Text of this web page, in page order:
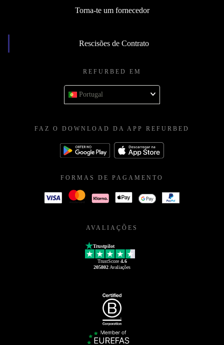
Torna-te um fornecedor
Rescisões de Contrato
REFURBED EM
Portugal
FAZ O DOWNLOAD DA APP REFURBED
FORMAS DE PAGAMENTO
AVALIAÇÕES
Trustpilot
TrustScore 4.6
205802Avaliações